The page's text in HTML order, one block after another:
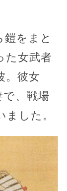
をまと
た女武者
。彼女
で、戦場
した。